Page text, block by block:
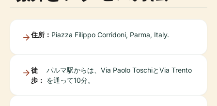
住所： Piazza Filippo Corridoni, Parma, Italy.
徒
歩：
パルマ駅からは、Via Paolo ToschiとVia Trento
を通って10分。